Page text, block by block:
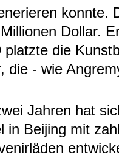
konnte.
Dollar.
die
die - wie
Jahren hat
in Beijing mit